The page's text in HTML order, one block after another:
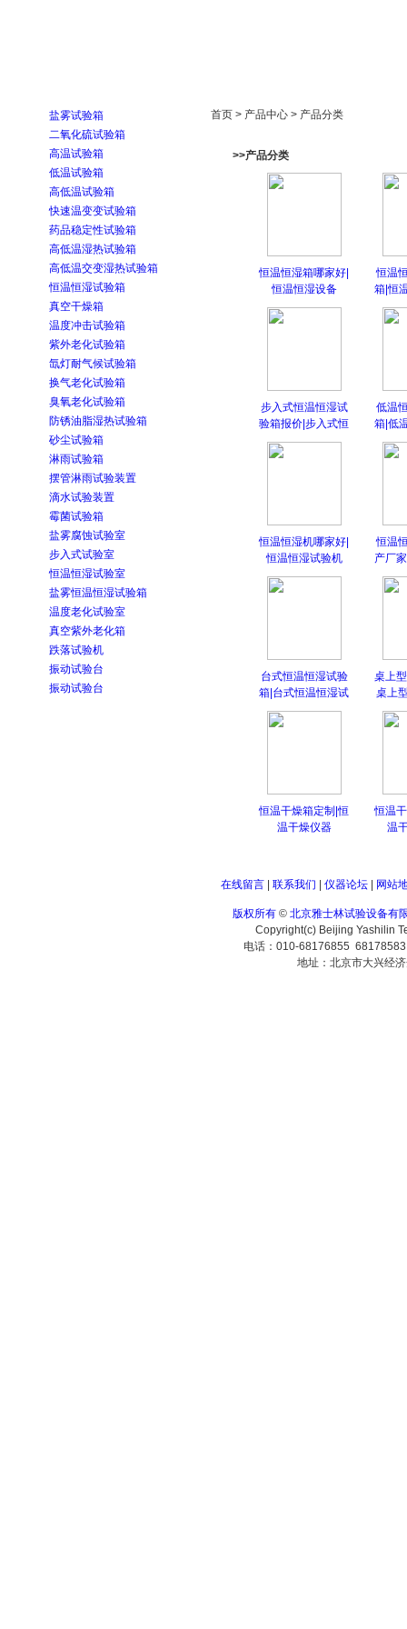
盐雾试验箱
二氧化硫试验箱
高温试验箱
低温试验箱
高低温试验箱
快速温变变试验箱
药品稳定性试验箱
高低温湿热试验箱
高低温交变湿热试验箱
恒温恒湿试验箱
真空干燥箱
温度冲击试验箱
紫外老化试验箱
氙灯耐气候试验箱
换气老化试验箱
臭氧老化试验箱
防锈油脂湿热试验箱
砂尘试验箱
淋雨试验箱
摆管淋雨试验装置
滴水试验装置
霉菌试验箱
盐雾腐蚀试验室
步入式试验室
恒温恒湿试验室
盐雾恒温恒湿试验箱
温度老化试验室
真空紫外老化箱
跌落试验机
振动试验台
振动试验台
首页 > 产品中心 > 产品分类
>>产品分类
恒温恒湿箱哪家好|
恒温恒湿设备
恒温
箱|恒
步入式恒温恒湿试
验箱报价|步入式恒
低温
箱|低
恒温恒湿机哪家好|
恒温恒湿试验机
恒温
产厂
台式恒温恒湿试验
箱|台式恒温恒湿试
桌上
桌上
恒温干燥箱定制|恒
温干燥仪器
恒温
温
在线留言| 联系我们 仪器论坛| 网站
版权所有 © 北京雅士林试验设备有
Copyright(c) Beijing Yashilin
电话：010-68176855
地址：北京市大兴经